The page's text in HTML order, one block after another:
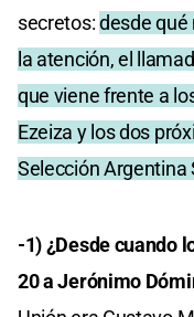
secretos:desde qué
la atención, el
que viene frente a
Ezeiza y los dos
Selección Argentina
-1) ¿Desde cuando
20 a Jerónimo